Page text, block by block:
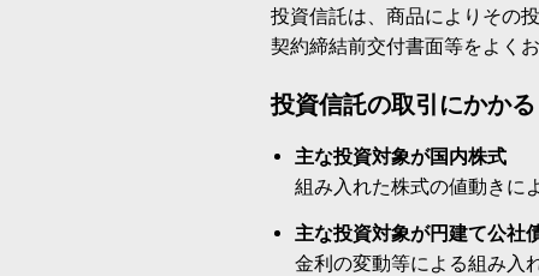
投資信託は、商品によりその
契約締結前交付書面等をよく
投資信託の取引にかか
主な投資対象が国内株式
組み入れた株式の値動きに
主な投資対象が円建て公社
金利の変動等による組み入